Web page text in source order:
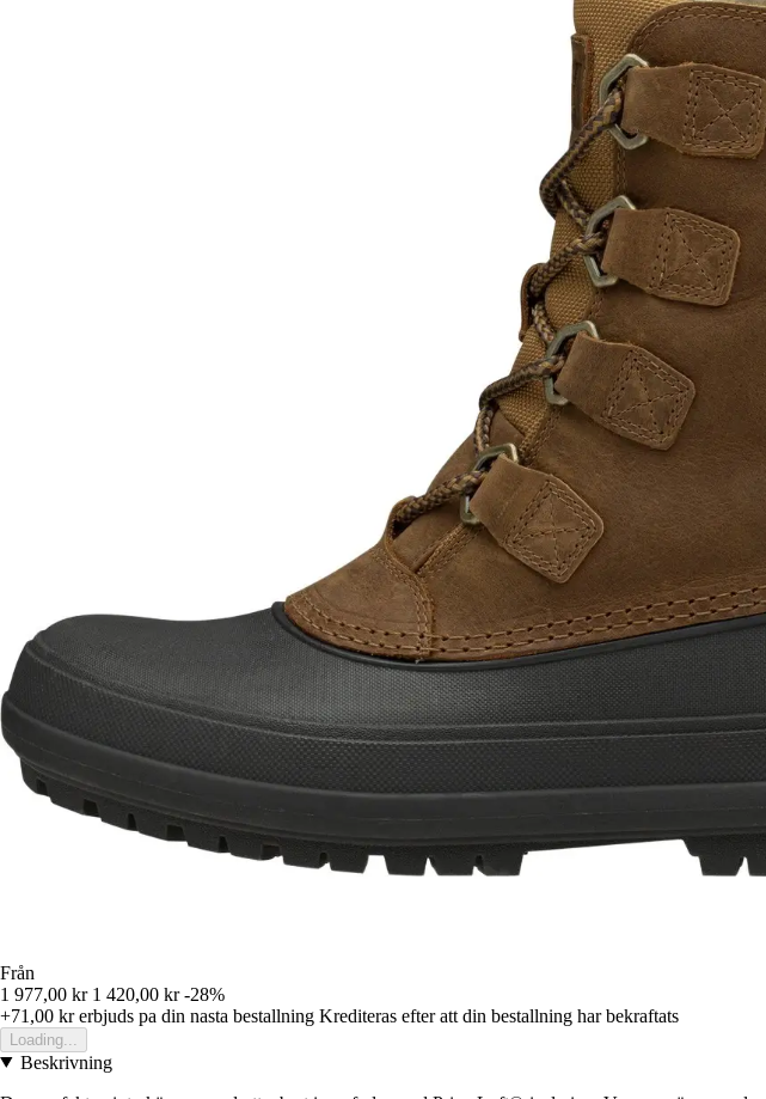
Från
1 977,00 kr 1 420,00 kr -28%
+71,00 krerbjuds pa din nasta bestallning Krediteras efter att din bestallning har bekraftats
Loading...
Beskrivning